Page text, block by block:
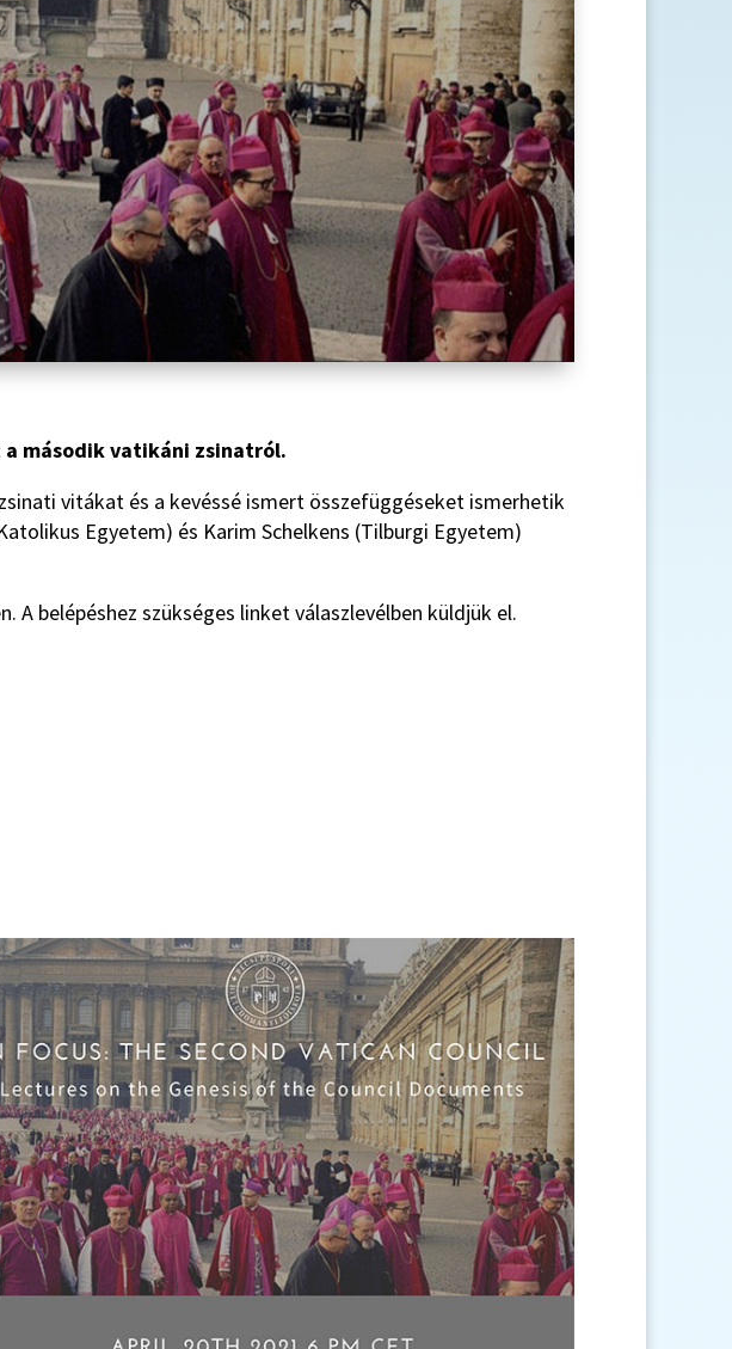
második vatikáni zsinatról.
vitákat és a kevéssé ismert összefüggéseket ismerhetik
Egyetem) és Karim Schelkens (Tilburgi Egyetem)
A belépéshez szükséges linket válaszlevélben küldjük el.